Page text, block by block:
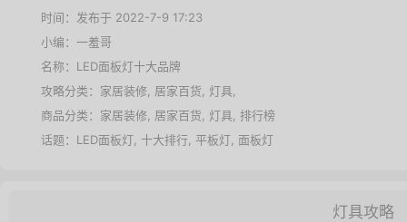
时间：发布于 2022-7-9 17:23
小编：一羞哥
名称： LED面板灯十大品牌
攻略分类： 家居装修 居家百货 灯具
商品分类： 家居装修 居家百货 灯具 排行榜
话题： LED面板灯 十大排行 平板灯 面板灯
灯具攻略